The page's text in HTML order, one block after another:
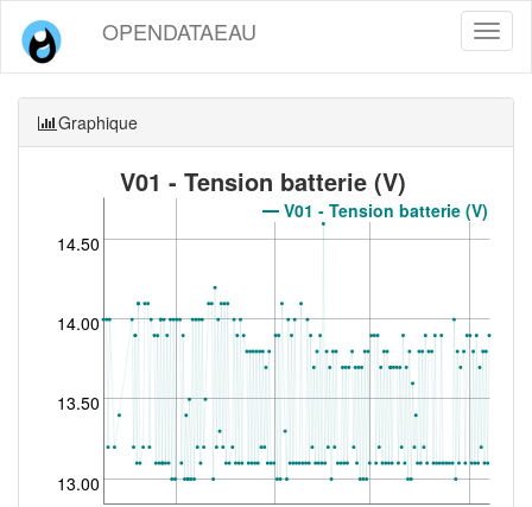
OPENDATAEAU
Graphique
V01 - Tension batterie (V)
V01 - Tension batterie (V)
13.00
13.50
14.00
14.50